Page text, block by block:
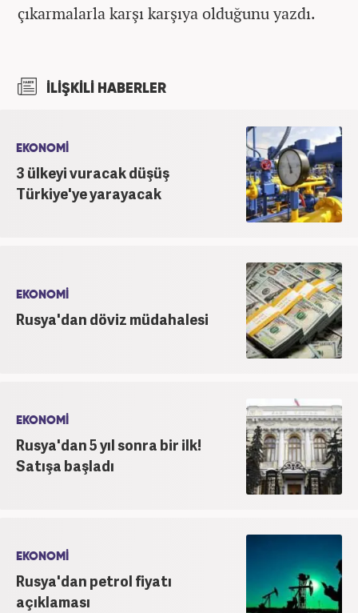
çıkarmalarla karşı karşıya olduğunu yazdı.
İLİŞKİLİ HABERLER
EKONOMİ
3 ülkeyi vuracak düşüş
Türkiye'ye yarayacak
EKONOMİ
Rusya'dan döviz müdahalesi
EKONOMİ
Rusya'dan 5 yıl sonra bir ilk!
Satışa başladı
EKONOMİ
Rusya'dan petrol fiyatı
açıklaması